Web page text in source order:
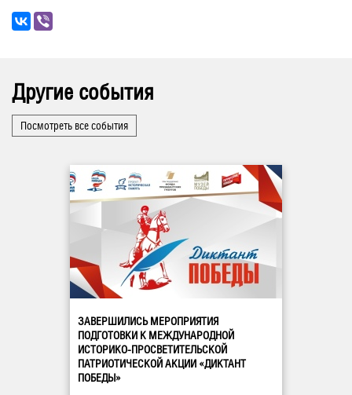
Другие события
Посмотреть все события
ЗАВЕРШИЛИСЬ МЕРОПРИЯТИЯ
ПОДГОТОВКИ К МЕЖДУНАРОДНОЙ
ИСТОРИКО-ПРОСВЕТИТЕЛЬСКОЙ
ПАТРИОТИЧЕСКОЙ АКЦИИ «ДИКТАНТ
ПОБЕДЫ»